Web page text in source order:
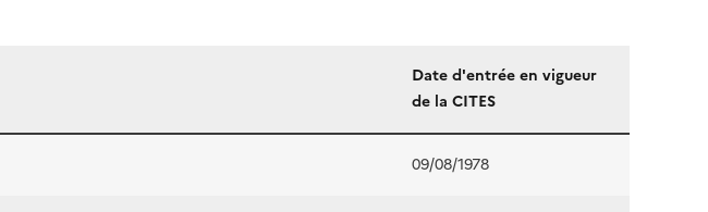
Date d'entrée en vigueur
de la CITES
09/08/1978